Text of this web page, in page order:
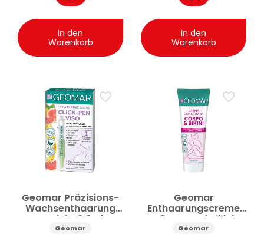
In den
Warenkorb
In den
Warenkorb
Geomar Präzisions-
Wachsenthaarung
Gesicht 3.6ml
Geomar
Geomar
Enthaarungscreme
Körper und Bikini
150ml
Geomar